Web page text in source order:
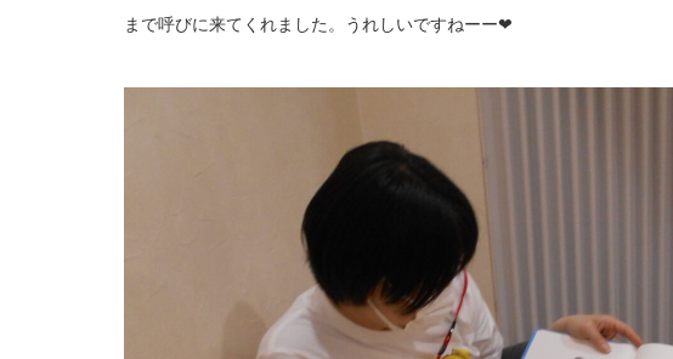
まで呼びに来てくれました。うれしいですねーー❤